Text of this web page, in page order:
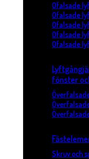
Ofalsade
Ofalsade
Ofalsade
Ofalsade
Ofalsade
fönster
Skruv och